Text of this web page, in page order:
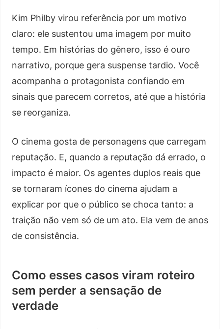
Kim Philby virou referência por um motivo
claro: ele sustentou uma imagem por muito
tempo. Em histórias do gênero, isso é ouro
narrativo, porque gera suspense tardio. Você
acompanha o protagonista confiando em
sinais que parecem corretos, até que a história
se reorganiza.
O cinema gosta de personagens que carregam
reputação. E, quando a reputação dá errado, o
impacto é maior. Os agentes duplos reais que
se tornaram ícones do cinema ajudam a
explicar por que o público se choca tanto: a
traição não vem só de um ato. Ela vem de anos
de consistência.
Como esses casos viram roteiro
sem perder a sensação de
verdade